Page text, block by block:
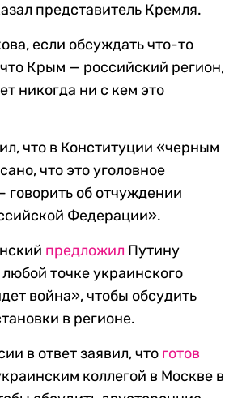
представитель Кремля.
если обсуждать что-то
что Крым — российский регион,
никогда ни с кем это
что в Конституции «черным
что это уголовное
говорить об отчуждении
Федерации».
предложил Путину
точке украинского
война», чтобы обсудить
в регионе.
в ответ заявил, что готов
коллегой в Москве в